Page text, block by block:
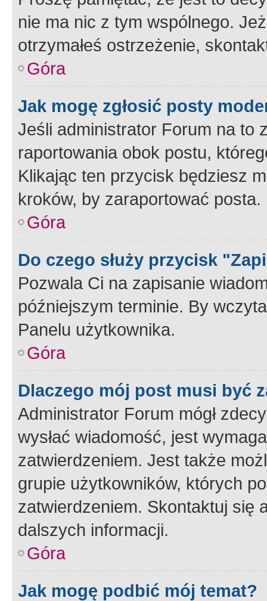
nie ma nic z tym wspólnego.
otrzymałeś ostrzeżenie,
Góra
Jak mogę zgłosić posty
Jeśli administrator Forum na to
raportowania obok postu,
Klikając ten przycisk będziesz
kroków, by zaraportować posta.
Góra
Do czego służy przycisk
Pozwala Ci na zapisanie
późniejszym terminie. By
Panelu użytkownika.
Góra
Dlaczego mój post musi być
Administrator Forum mógł
wysłać wiadomość, jest
zatwierdzeniem. Jest także
grupie użytkowników, których
zatwierdzeniem. Skontaktuj się
dalszych informacji.
Góra
Jak mogę podbić mój temat?